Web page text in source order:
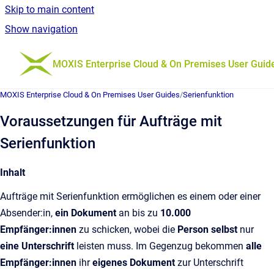
Skip to main content
Show navigation
Go to homepage
MOXIS Enterprise Cloud & On Premises User
MOXIS Enterprise Cloud & On Premises User Guides/Serienfunktion
Voraussetzungen für Aufträge mit
Serienfunktion
Inhalt
Aufträge mit Serienfunktion ermöglichen es einem oder einer
Absender:in, ein Dokumentan bis zu 10.000
Empfänger:innen zu schicken, wobei die Person selbstnur
eine Unterschriftleisten muss. Im Gegenzug bekommen alle
Empfänger:innen ihreigenes Dokumentzur Unterschrift